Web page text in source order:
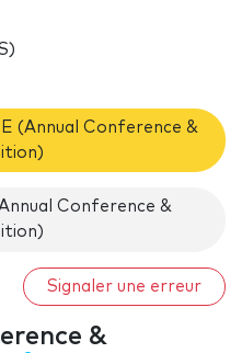
(Annual Conference &
Conference &
Signaler une erreur
&